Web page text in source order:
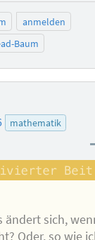
anmelden
Baum
mathematik
ändert sich,
Oder, so wie